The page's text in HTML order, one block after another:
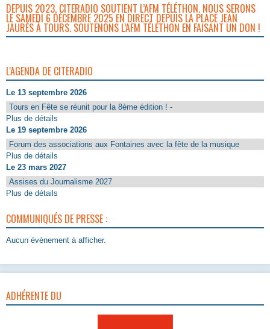
DEPUIS 2023, CITERADIO SOUTIENT L’AFM TÉLÉTHON. NOUS SERONS
LE SAMEDI 6 DÉCEMBRE 2025 EN DIRECT DEPUIS LA PLACE JEAN
JAURÈS À TOURS. SOUTENONS L’AFM TÉLÉTHON EN FAISANT UN DON !
L'AGENDA DE CITERADIO
Le 13 septembre 2026
Tours en Fête se réunit pour la 8ème édition ! -
Plus de détails
Le 19 septembre 2026
Forum des associations aux Fontaines avec la fête de la musique
Plus de détails
Le 23 mars 2027
Assises du Journalisme 2027
Plus de détails
COMMUNIQUÉS DE PRESSE :
Aucun évènement à afficher.
ADHÉRENTE DU